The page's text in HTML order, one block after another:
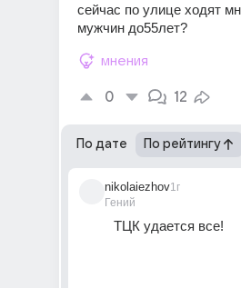
сейчас по улице ходят
мужчин до55лет?
мнения
0 12
По дате По рейтингу
nikolaiezhov
Гений
1г
ТЦК удается все!